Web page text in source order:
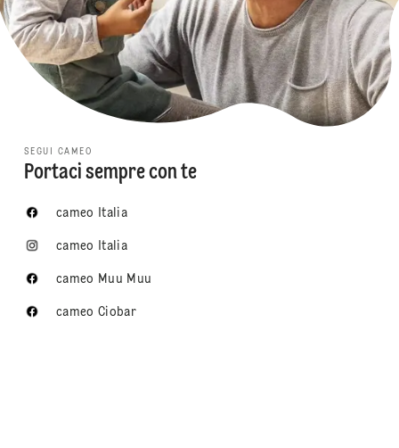
SEGUI CAMEO
Portaci sempre con te
cameo Italia
cameo Italia
cameo Muu Muu
cameo Ciobar